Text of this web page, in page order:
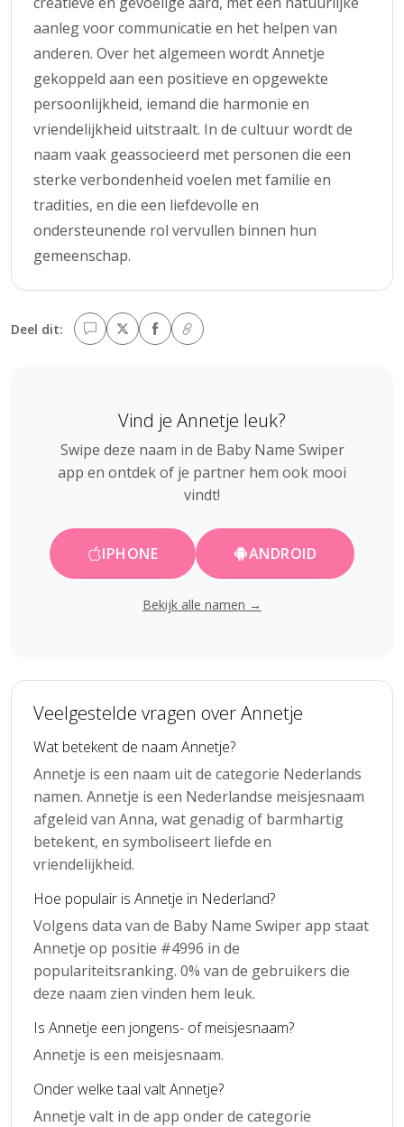
aanleg voor communicatie en het helpen van
anderen. Over het algemeen wordt Annetje
gekoppeld aan een positieve en opgewekte
persoonlijkheid, iemand die harmonie en
vriendelijkheid uitstraalt. In de cultuur wordt de
naam vaak geassocieerd met personen die een
sterke verbondenheid voelen met familie en
tradities, en die een liefdevolle en
ondersteunende rol vervullen binnen hun
gemeenschap.
Deel dit:
Vind je Annetje leuk?
Swipe deze naam in de Baby Name Swiper
app en ontdek of je partner hem ook mooi
vindt!
IPHONE ANDROID
Bekijk alle namen →
Veelgestelde vragen over Annetje
Wat betekent de naam Annetje?
Annetje is een naam uit de categorie Nederlands
namen. Annetje is een Nederlandse meisjesnaam
afgeleid van Anna, wat genadig of barmhartig
betekent, en symboliseert liefde en
vriendelijkheid.
Hoe populair is Annetje in Nederland?
Volgens data van de Baby Name Swiper app staat
Annetje op positie #4996 in de
populariteitsranking. 0% van de gebruikers die
deze naam zien vinden hem leuk.
Is Annetje een jongens- of meisjesnaam?
Annetje is een meisjesnaam.
Onder welke taal valt Annetje?
Annetje valt in de app onder de categorie